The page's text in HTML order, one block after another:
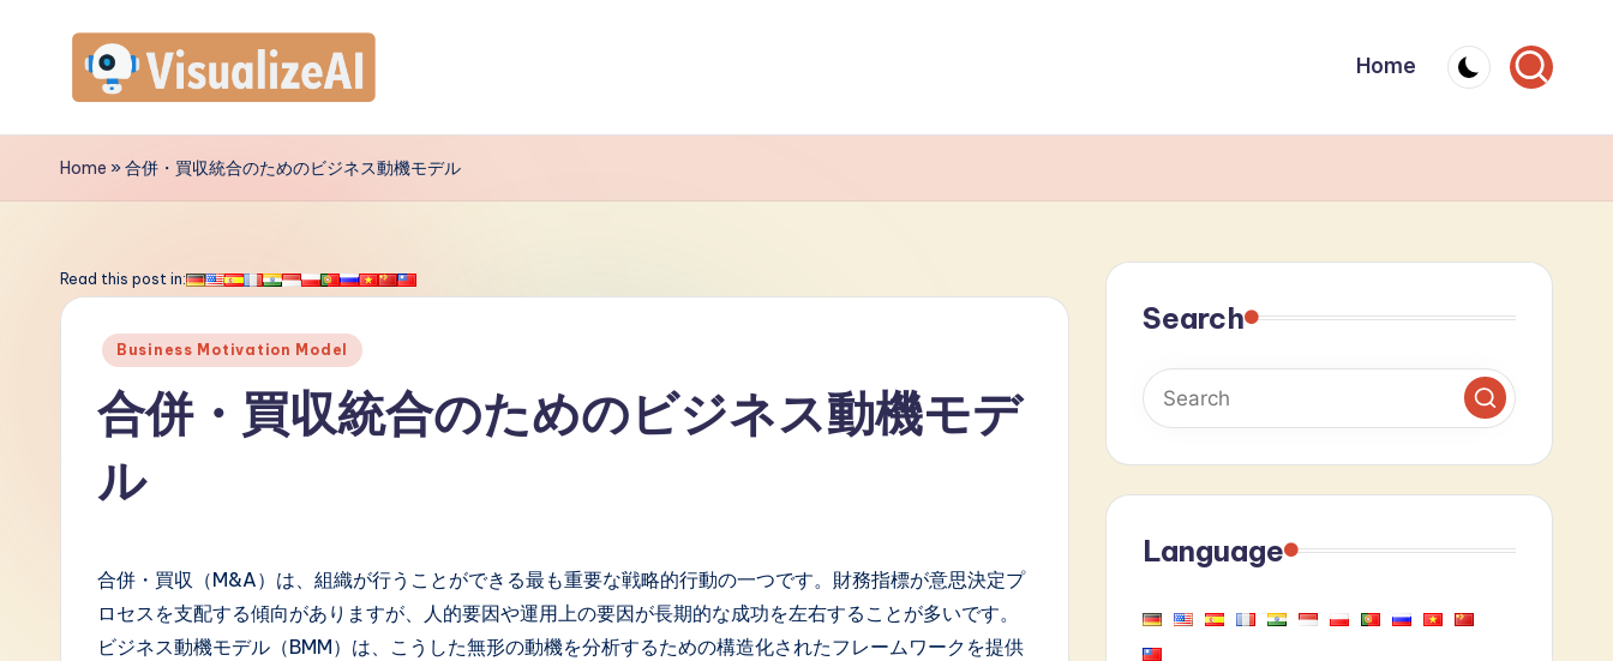
contentV
is
a
Home
Home »合併・買収統合のためのビジネス動機モデル
Read this post in:
Posted
Business Motivation Model
合併・買収統合のためのビジネス動機モデ
ル
合併・買収（M&A）は、組織が行うことができる最も重要な戦略的行動の一つです。財務指標が意思決定プ
ロセスを支配する傾向がありますが、人的要因や運用上の要因が長期的な成功を左右することが多いです。
ビジネス動機モデル（BMM）は、こうした無形の動機を分析するための構造化されたフレームワークを提供
Search
Language